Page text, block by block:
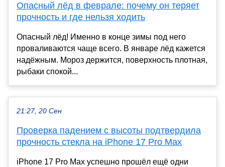
Опасный лёд в феврале: почему он теряет
прочность и где нельзя ходить
Опасный лёд! Именно в конце зимы под него
проваливаются чаще всего. В январе лёд кажется
надёжным. Мороз держится, поверхность плотная,
рыбаки спокой...
21:27, 20 Сен
Проверка падением с высоты подтвердила
прочность стекла на iPhone 17 Pro Max
iPhone 17 Pro Max успешно прошёл ещё одни